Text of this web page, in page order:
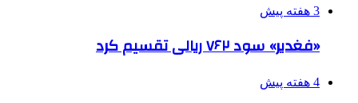
3 هفته پیش
«فغدیر» سود ۷۶۲ ریالی تقسیم کرد
4 هفته پیش